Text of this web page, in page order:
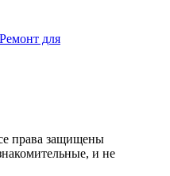
Ремонт для
права защищены
и не